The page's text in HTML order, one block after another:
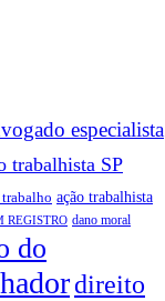
especialista
trabalhista SP
ação trabalhista
REGISTRO dano moral
do
direito